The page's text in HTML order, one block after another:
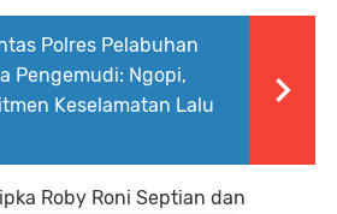
Polres Pelabuhan
Pengemudi: Ngopi,
Keselamatan Lalu
Roby Roni Septian dan